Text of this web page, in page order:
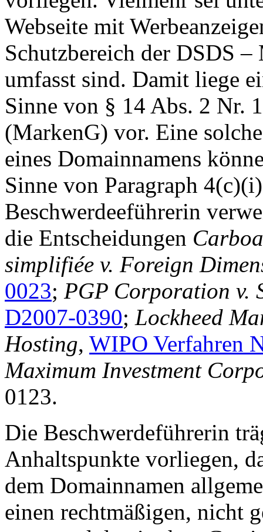
Webseite mit
Schutzbereich der DSDS
umfasst sind. Damit liege
Sinne von § 14 Abs. 2 Nr.
(MarkenG) vor. Eine
eines Domainnamens
Sinne von Paragraph
Beschwerdeeführerin
die Entscheidungen
simplifiée v. Foreign
0023; PGP Corporation v.
D2007-0390; Lockheed
Hosting, WIPO Verfahren
Maximum Investment
0123.
Die Beschwerdeführerin
Anhaltspunkte vorliegen,
dem Domainnamen
einen rechtmäßigen, nicht